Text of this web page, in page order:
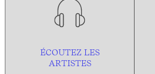
ÉCOUTEZ LES
ARTISTES